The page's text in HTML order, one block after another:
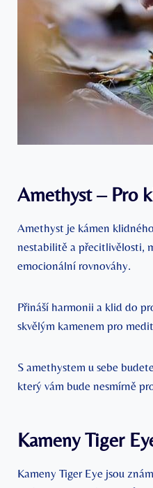
Amethyst – Pro
Amethyst je kámen
nestabilitě a přecitlivělosti,
emocionální rovnováhy.
Přináší harmonii a klid do
skvělým kamenem pro
S amethystem u sebe
který vám bude nesmírně
Kameny Tiger
Kameny Tiger Eye jsou